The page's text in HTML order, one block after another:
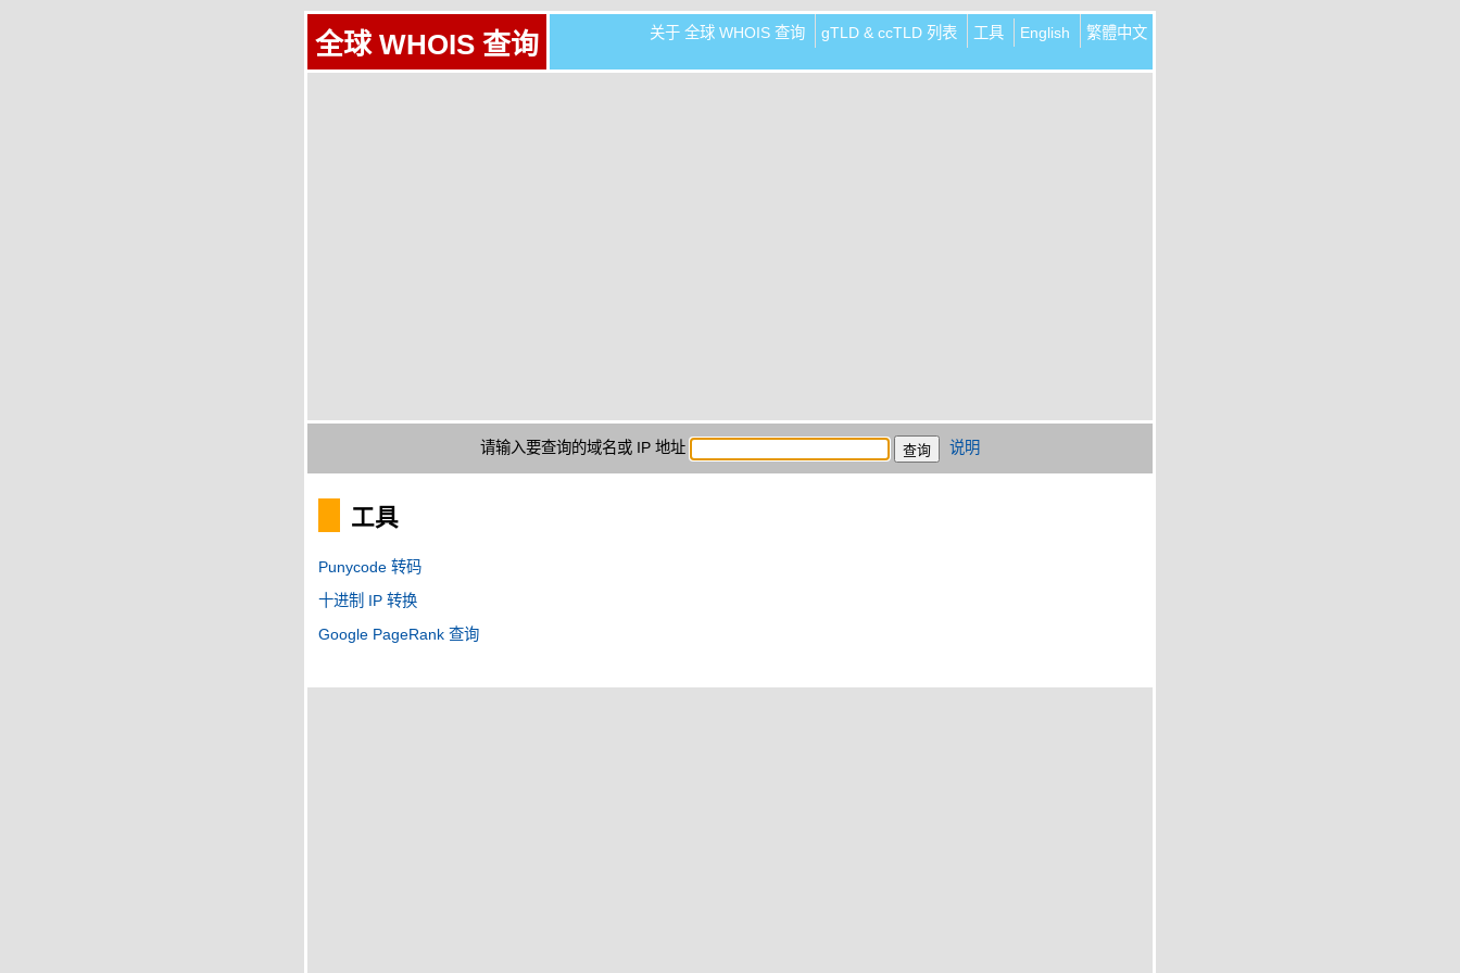
全球 WHOIS 查询 关于 全球 WHOIS 查询 gTLD & ccTLD 列表 工具 English 繁體中文
请输入要查询的域名或 IP 地址 说明
工具
Punycode 转码
十进制 IP 转换
Google PageRank 查询